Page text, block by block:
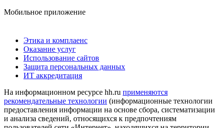
Мобильное приложение
Этика и комплаенс
Оказание услуг
Использование сайтов
Защита персональных данных
ИТ аккредитация
На информационном ресурсе hh.ru применяются
рекомендательные технологии (информационные технологии
предоставления информации на основе сбора, систематизации
и анализа сведений, относящихся к предпочтениям